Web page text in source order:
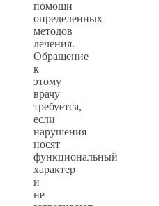
помощи
определенных
методов
лечения.
Обращение
к
этому
врачу
требуется,
если
нарушения
носят
функциональный
характер
и
не